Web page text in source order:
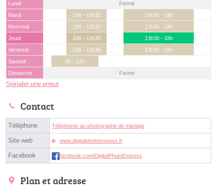
Lundi
Fermé
Mardi
10h - 12h30
13h30 - 18h
Mercredi
10h - 12h30
13h30 - 18h
Jeudi
10h - 12h30
13h30 - 18h
Vendredi
10h - 12h30
13h30 - 18h
Samedi
9h - 12h
Dimanche
Fermé
Signaler une erreur
Contact
Téléphone Téléphoner au photographe de mariage
Site web www.digitalphotoexpress.fr
Facebook facebook.com/DigitalPhotoExpress
Plan et adresse